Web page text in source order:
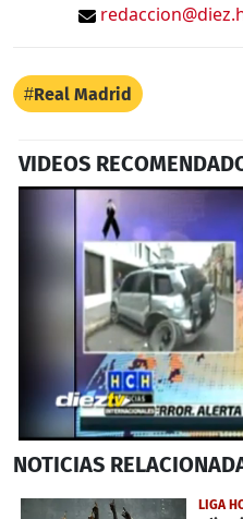
Real Madrid
VIDEOS
seconds
2
NOTICIAS
LIGA